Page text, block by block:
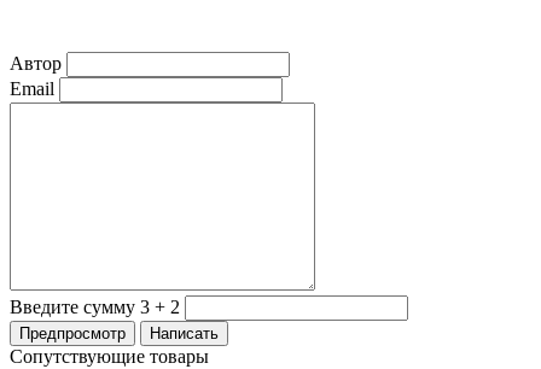
Автор
Email
Введите сумму 3 + 2
Сопутствующие товары